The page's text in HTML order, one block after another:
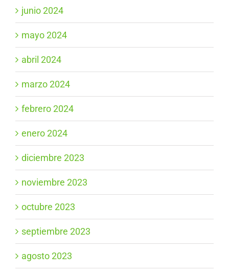
junio 2024
mayo 2024
abril 2024
marzo 2024
febrero 2024
enero 2024
diciembre 2023
noviembre 2023
octubre 2023
septiembre 2023
agosto 2023